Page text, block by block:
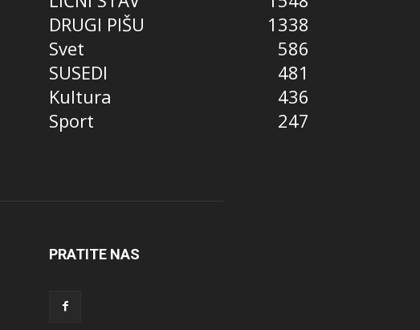
DRUGI PIŠU
1338
Svet
586
SUSEDI
481
Kultura
436
Sport
247
PRATITE NAS